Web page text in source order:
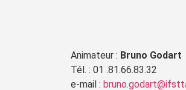
Animateur : Bruno Godart
Tél. : 01 .81.66.83.32
e-mail :